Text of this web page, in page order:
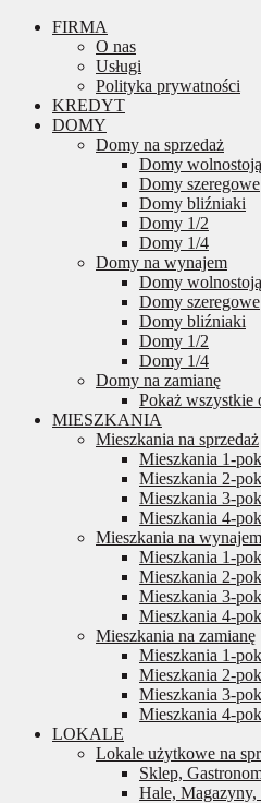
FIRMA
O nas
Usługi
Polityka prywatności
KREDYT
DOMY
Domy na sprzedaż
Domy
Domy szeregowe
Domy bliźniaki
Domy 1/2
Domy 1/4
Domy na wynajem
Domy
Domy szeregowe
Domy bliźniaki
Domy 1/2
Domy 1/4
Domy na zamianę
Pokaż wszystkie
MIESZKANIA
Mieszkania na sprzedaż
Mieszkania 1-
Mieszkania 2-
Mieszkania 3-
Mieszkania 4-
Mieszkania na wynajem
Mieszkania 1-
Mieszkania 2-
Mieszkania 3-
Mieszkania 4-
Mieszkania na zamianę
Mieszkania 1-
Mieszkania 2-
Mieszkania 3-
Mieszkania 4-
LOKALE
Lokale użytkowe na
Sklep,
Hale, Magazyny,